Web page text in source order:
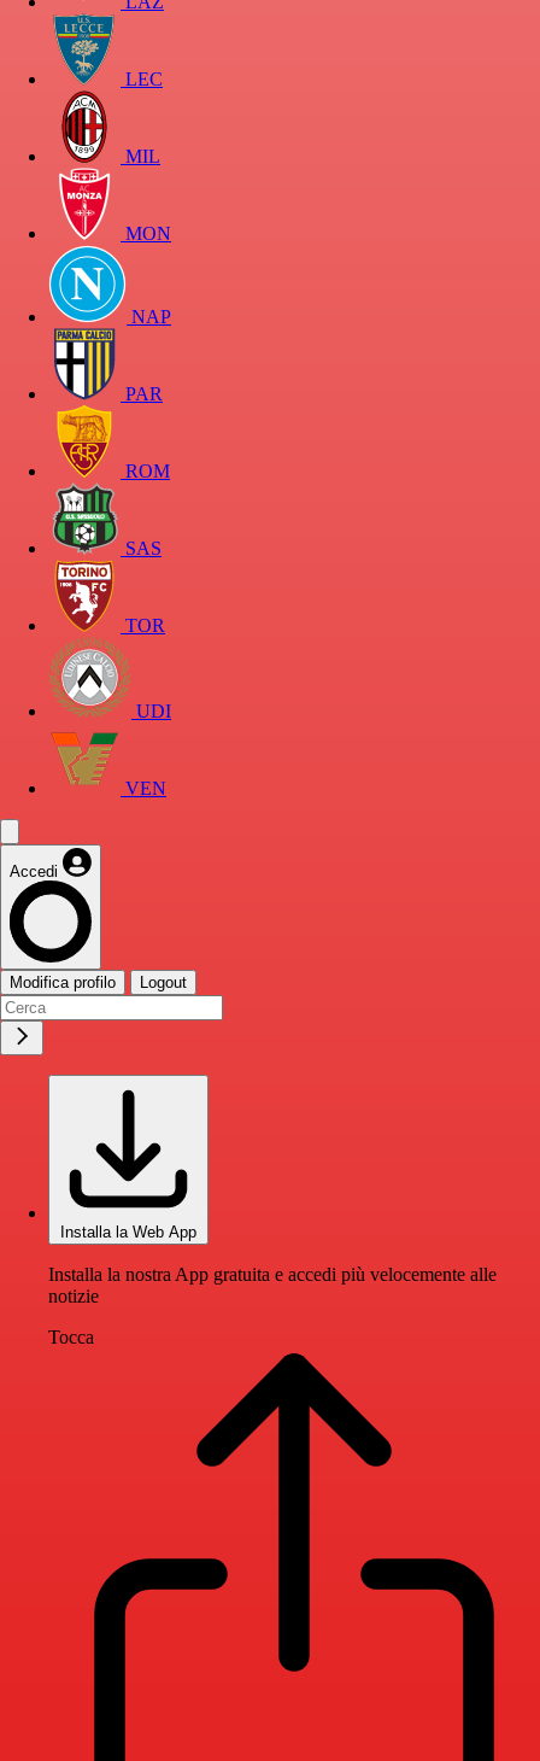
LEC
MIL
MON
NAP
PAR
ROM
SAS
TOR
UDI
VEN
Accedi
Modifica profilo Logout
Installa la Web App
Installa la nostra App gratuita e accedi più velocemente alle
notizie
Tocca